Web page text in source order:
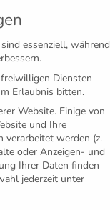
PARTNER
essenziell, während
Diensten
Erlaubnis bitten.
Website. Einige von
und Ihre
verarbeitet werden (z.
oder Anzeigen- und
Ihrer Daten finden
jederzeit unter